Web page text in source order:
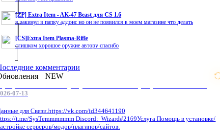
[ZP] Extra Item - AK-47 Beast для CS 1.6
я закинул в папку аддонс но он не появился в моем магазине что делать
[CS]Extra Item Plasma-Rifle
слишком хорошое оружие автору спасибо
комментарии
NEW
07-13
для Связи.https://vk.com/id344641190
t.me/SysTemmmmmm Discord: Wizard#2169Услуга Помощь в установке/
серверов/модов/плагинов/сайтов.